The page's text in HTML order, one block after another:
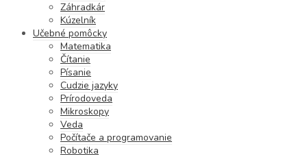
Záhradkár
Kúzelník
Učebné pomôcky
Matematika
Čítanie
Písanie
Cudzie jazyky
Prírodoveda
Mikroskopy
Veda
Počítače a programovanie
Robotika